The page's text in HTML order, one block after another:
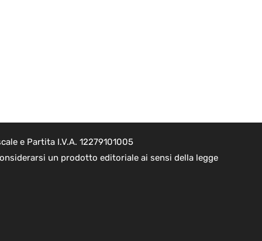
e Partita I.V.A. 12279101005
un prodotto editoriale ai sensi della legge